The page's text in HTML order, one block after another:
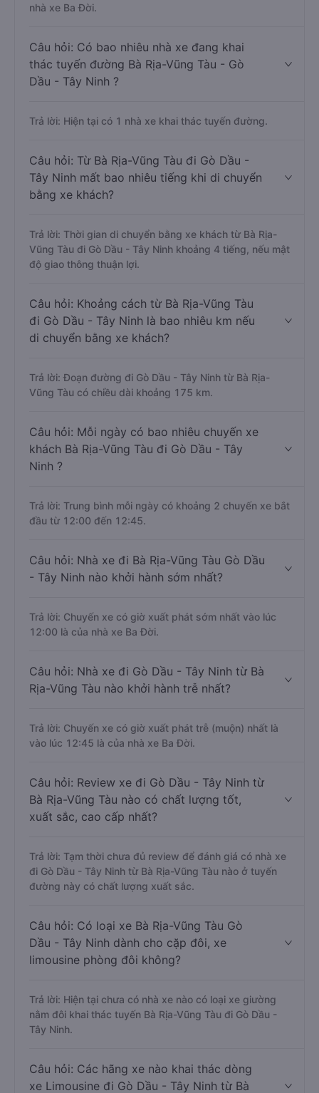
nhà xe Ba Đời.
Câu hỏi: Có bao nhiêu nhà xe đang khai
thác tuyến đường Bà Rịa-Vũng Tàu - Gò
Dầu - Tây Ninh ?
Trả lời: Hiện tại có 1 nhà xe khai thác tuyến đường.
Câu hỏi: Từ Bà Rịa-Vũng Tàu đi Gò Dầu -
Tây Ninh mất bao nhiêu tiếng khi di chuyển
bằng xe khách?
Trả lời: Thời gian di chuyển bằng xe khách từ Bà Rịa-
Vũng Tàu đi Gò Dầu - Tây Ninh khoảng 4 tiếng, nếu mật
độ giao thông thuận lợi.
Câu hỏi: Khoảng cách từ Bà Rịa-Vũng Tàu
đi Gò Dầu - Tây Ninh là bao nhiêu km nếu
di chuyển bằng xe khách?
Trả lời: Đoạn đường đi Gò Dầu - Tây Ninh từ Bà Rịa-
Vũng Tàu có chiều dài khoảng 175 km.
Câu hỏi: Mỗi ngày có bao nhiêu chuyến xe
khách Bà Rịa-Vũng Tàu đi Gò Dầu - Tây
Ninh ?
Trả lời: Trung bình mỗi ngày có khoảng 2 chuyến xe bắt
đầu từ 12:00 đến 12:45.
Câu hỏi: Nhà xe đi Bà Rịa-Vũng Tàu Gò Dầu
- Tây Ninh nào khởi hành sớm nhất?
Trả lời: Chuyến xe có giờ xuất phát sớm nhất vào lúc
12:00 là của nhà xe Ba Đời.
Câu hỏi: Nhà xe đi Gò Dầu - Tây Ninh từ Bà
Rịa-Vũng Tàu nào khởi hành trễ nhất?
Trả lời: Chuyến xe có giờ xuất phát trễ (muộn) nhất là
vào lúc 12:45 là của nhà xe Ba Đời.
Câu hỏi: Review xe đi Gò Dầu - Tây Ninh từ
Bà Rịa-Vũng Tàu nào có chất lượng tốt,
xuất sắc, cao cấp nhất?
Trả lời: Tạm thời chưa đủ review để đánh giá có nhà xe
đi Gò Dầu - Tây Ninh từ Bà Rịa-Vũng Tàu nào ở tuyến
đường này có chất lượng xuất sắc.
Câu hỏi: Có loại xe Bà Rịa-Vũng Tàu Gò
Dầu - Tây Ninh dành cho cặp đôi, xe
limousine phòng đôi không?
Trả lời: Hiện tại chưa có nhà xe nào có loại xe giường
nằm đôi khai thác tuyến Bà Rịa-Vũng Tàu đi Gò Dầu -
Tây Ninh.
Câu hỏi: Các hãng xe nào khai thác dòng
xe Limousine đi Gò Dầu - Tây Ninh từ Bà